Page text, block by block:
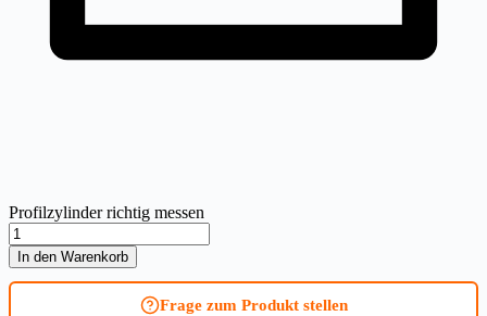
Profilzylinder richtig messen
Türschlossantrieb
LOXERIS™
One
CFA4100
In den Warenkorb
Frage zum Produkt stellen